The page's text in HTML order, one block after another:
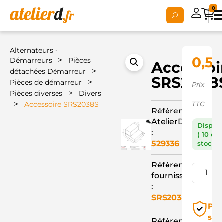
0
Alternateurs -
Démarreurs
>
Pièces
détachées Démarreur
>
Pièces de démarreur >
Pièces diverses > Divers
> Accessoire SRS2038S
Référence
AtelierD
:
529336
Référence
fournisseur
:
SRS2038S
0,59
Prix
TTC
( 10 en
stock )